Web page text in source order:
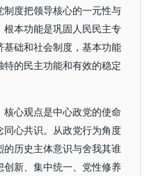
度把领导核心的一元性与
本功能是巩固人民民主专
础和社会制度，基本功能
的民主功能和有效的稳定
心观点是中心政党的使命
心共识。从政党行为角度
历史主体意识与舍我其谁
新、集中统一、党性修养